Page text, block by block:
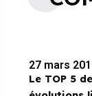
27 mars
Le TOP 5